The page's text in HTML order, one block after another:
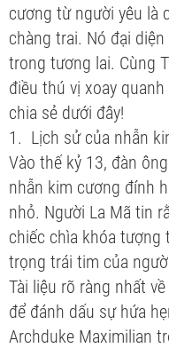
cương từ người yêu là
chàng trai. Nó đại
trong tương lai. Cùng
điều thú vị xoay
chia sẻ dưới đây!
1. Lịch sử của nhẫn
Vào thế kỷ 13, đàn
nhẫn kim cương đính
nhỏ. Người La Mã tin
chiếc chìa khóa tượng
trọng trái tim của
Tài liệu rõ ràng nhất
để đánh dấu sự hứa
Archduke Maximilian